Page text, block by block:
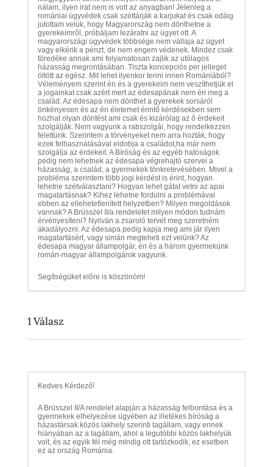
nálam, ilyen irat nem is volt az anyagban! Jelenleg a
romániai ügyvédek csak széttárják a karjukat és csak odáig
jutottam velük, hogy Magyarország nem dönthetne a
gyerekeimről, próbáljam lezáratni az ügyet ott. A
magyarországi ügyvédek többsége nem vállaja az ügyet
vagy elkérik a pénzt, de nem engem védenek. Mindez csak
töredéke annak ami folyamatosan zajlik az utólagos
házasság megrontásában. Tiszta koncepciós per jelleget
öltött az egész. Mit lehet ilyenkor tenni innen Romániából?
Véleményem szerint én és a gyerekeim nem veszíthetjük el
a jogainkat csak azért mert az édesapának nem éri meg a
család. Az édesapa nem dönthet a gyerekek sorsáról
önkényesen és az én életemet érintő kérdésekben sem
hozhat olyan döntést ami csak és kizárólag az ő érdekeit
szolgálják. Nem vagyunk a rabszolgái, hogy rendelkezzen
felettünk. Szerintem a törvényeket nem arra hozták, hogy
ezek felhasználásával eldobja a családot,ha már nem
szolgálja az érdekeit. A Bíróság és az egyéb hatóságok
pedig nem lehetnek az édesapa végrehajtó szervei a
házasság, a család, a gyermekek tönkretevésében. Mivel a
probléma szerintem több jogi kérdést is érint, hogyan
lehetne szétválasztani? Hogyan lehet gátat vetni az apai
magatartásnak? Kihez lehetne fordulni a problémával
ebben az ellehetetlenített helyzetben? Milyen megoldások
vannak? A Brüsszel II/a rendeletet milyen módon tudnám
érvényesíteni? Nyilván a zsaroló tervét meg szeretném
akadályozni. Az édesapa pedig kapja meg ami jár ilyen
magatartásért, vagy simán megteheti ezt velünk? Az
édesapa magyar állampolgár, én és a három gyermekünk
román-magyar állampolgárok vagyunk.
Segítségüket előre is köszönöm!
1Válasz
Kedves Kérdező!
A Brüsszel II/A rendelet alapján a házasság felbontása és a
gyermekek elhelyezése ügyében az illetékes bíróság a
házastársak közös lakhely szerinti tagállam, vagy ennek
hiányában az a tagállam, ahol a legutóbbi közös lakhelyük
volt, és az egyik fél még mindig ott tartózkodik, ez esetben
ez az ország Románia.